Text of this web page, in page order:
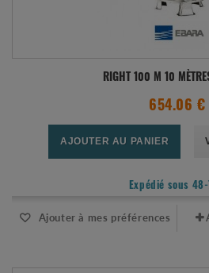
RIGHT 100 M 10
654.06 €
AJOUTER AU PANIER
Expédié sous
Ajouter à mes préférences